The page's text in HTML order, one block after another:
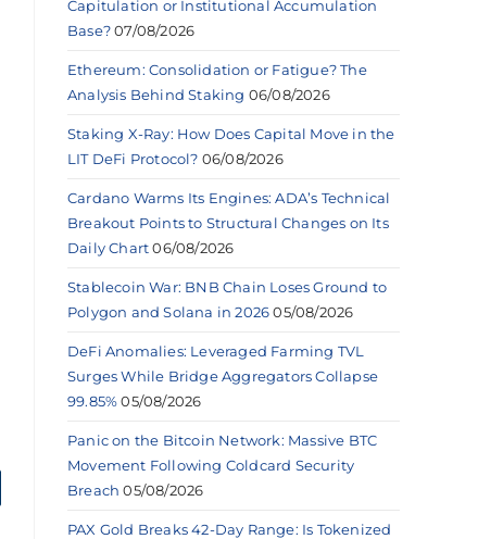
Capitulation or Institutional Accumulation
Base? 07/08/2026
Ethereum: Consolidation or Fatigue? The
Analysis Behind Staking 06/08/2026
Staking X-Ray: How Does Capital Move in the
LIT DeFi Protocol? 06/08/2026
Cardano Warms Its Engines: ADA’s Technical
Breakout Points to Structural Changes on Its
Daily Chart 06/08/2026
Stablecoin War: BNB Chain Loses Ground to
Polygon and Solana in 2026 05/08/2026
DeFi Anomalies: Leveraged Farming TVL
Surges While Bridge Aggregators Collapse
99.85% 05/08/2026
Panic on the Bitcoin Network: Massive BTC
Movement Following Coldcard Security
Breach 05/08/2026
PAX Gold Breaks 42-Day Range: Is Tokenized